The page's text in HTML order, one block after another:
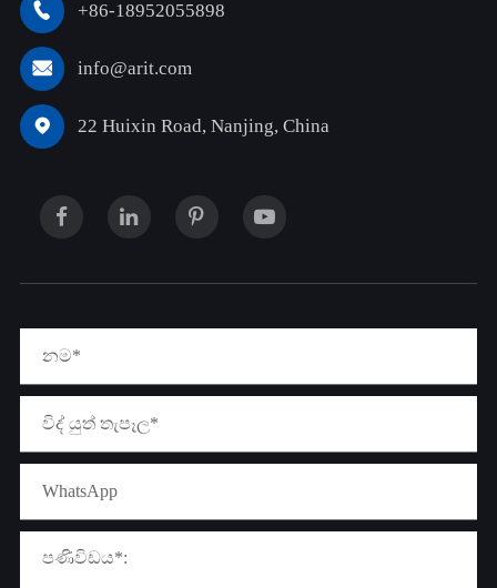
 +86-18952055898
 info@arit.com
 22 Huixin Road, Nanjing, China